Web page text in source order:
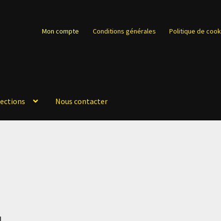
Mon compte Conditions générales Politique de
Nous contacter